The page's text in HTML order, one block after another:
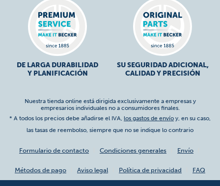
DE LARGA DURABILIDAD
Y PLANIFICACIÓN
SU SEGURIDAD ADICIONAL,
CALIDAD Y PRECISIÓN
Nuestra tienda online está dirigida exclusivamente a empresas y
empresarios individuales no a consumidores finales.
* A todos los precios debe añadirse el IVA, los gastos de envío y, en su caso,
las tasas de reembolso, siempre que no se indique lo contrario
Formulario de contacto Condiciones generales Envío
Métodos de pago Aviso legal Política de privacidad FAQ